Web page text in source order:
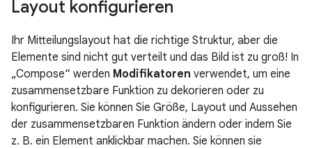
Layout konfigurieren
Ihr Mitteilungslayout hat die richtige Struktur, aber die
Elemente sind nicht gut verteilt und das Bild ist zu groß! In
„Compose“ werden Modifikatoren verwendet, um eine
zusammensetzbare Funktion zu dekorieren oder zu
konfigurieren. Sie können Sie Größe, Layout und Aussehen
der zusammensetzbaren Funktion ändern oder indem Sie
z. B. ein Element anklickbar machen. Sie können sie